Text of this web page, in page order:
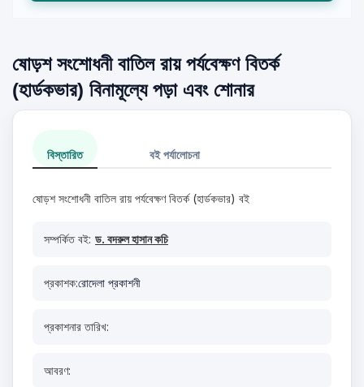
ষোড়শ সংশোধনী বাতিল রায় পর্যবেক্ষণ বিতর্ক
(হার্ডকভার) বিনামূল্যে পড়া এবং শোনার
বিস্তারিত বই পর্যালোচনা
ষোড়শ সংশোধনী বাতিল রায় পর্যবেক্ষণ বিতর্ক (হার্ডকভার) বই
সম্পর্কিত বই: ড. বদরুল হাসান কচি
প্রকাশক:রোদেলা প্রকাশনী
প্রকাশনার তারিখ:
আবরণ: